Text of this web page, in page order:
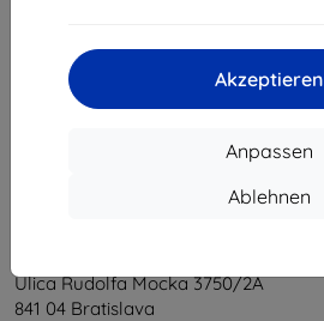
Akzeptieren
Anpassen
Ablehnen
Ulica Rudolfa Mocka 3750/2A
841 04 Bratislava